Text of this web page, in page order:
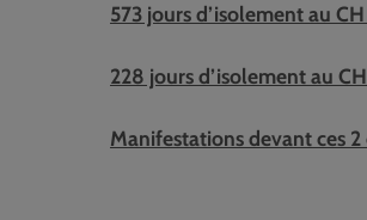
573 jours d’isolement au
228 jours d’isolement au
Manifestations devant ces